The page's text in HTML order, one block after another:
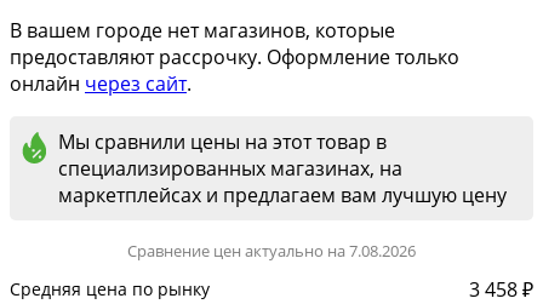
В вашем городе нет магазинов, которые
предоставляют рассрочку. Оформление только
онлайн через сайт.
Мы сравнили цены на этот товар в
специализированных магазинах, на
маркетплейсах и предлагаем вам лучшую цену
Сравнение цен актуально на 7.08.2026
Средняя цена по рынку 3 458 ₽